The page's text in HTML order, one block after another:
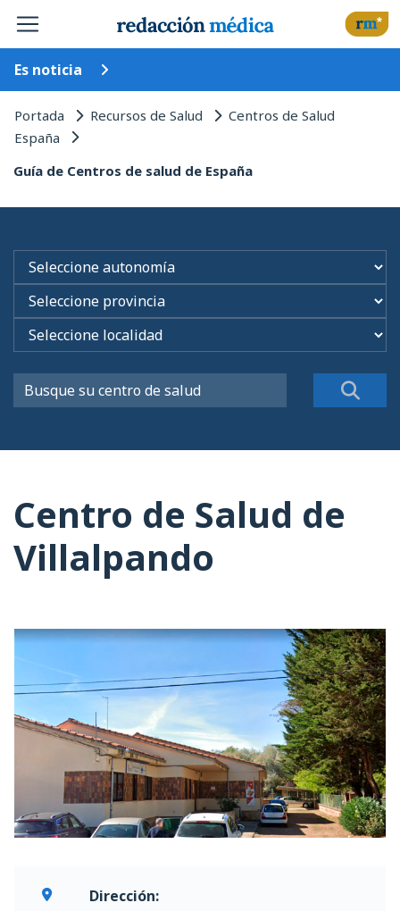
Es noticia
Portada Recursos de Salud Centros de Salud
España
Guía de Centros de salud de España
Centro de Salud de
Villalpando
Dirección: